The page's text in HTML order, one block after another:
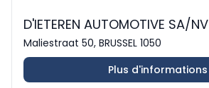
D'IETEREN AUTOMOTIVE SA/NV
Maliestraat 50, BRUSSEL 1050
Plus d'informations